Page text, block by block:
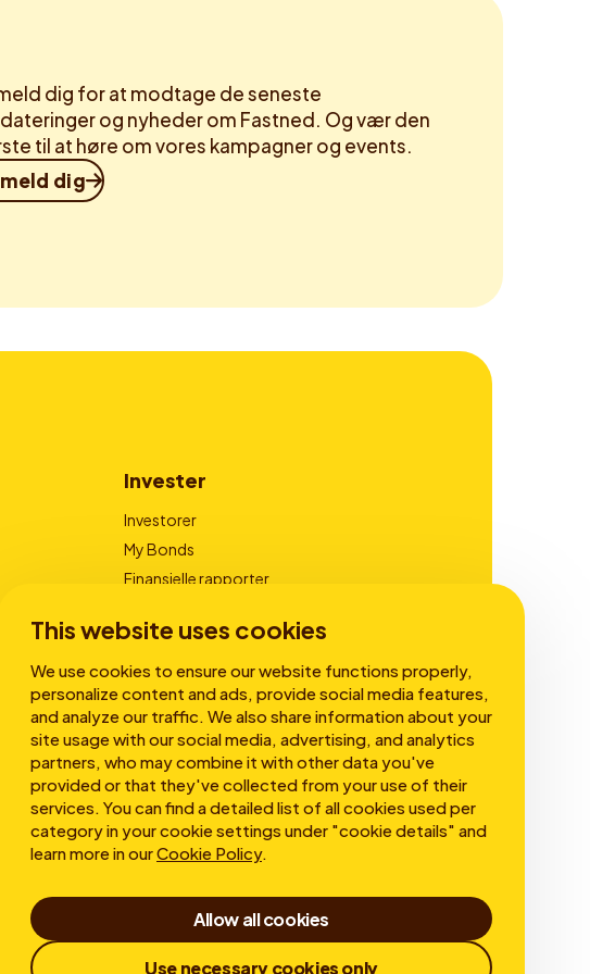
This website uses cookies
We use cookies to ensure our website functions properly,
personalize content and ads, provide social media features,
and analyze our traffic. We also share information about your
site usage with our social media, advertising, and analytics
partners, who may combine it with other data you've
provided or that they've collected from your use of their
services. You can find a detailed list of all cookies used per
category in your cookie settings under "cookie details" and
learn more in ourCookie Policy.
Allow all cookies
Use necessary cookies only
dig for at modtage de seneste
og nyheder om Fastned. Og vær den
til at høre om vores kampagner og events.
dig
Invester
Investorer
My Bonds
Finansielle rapporter